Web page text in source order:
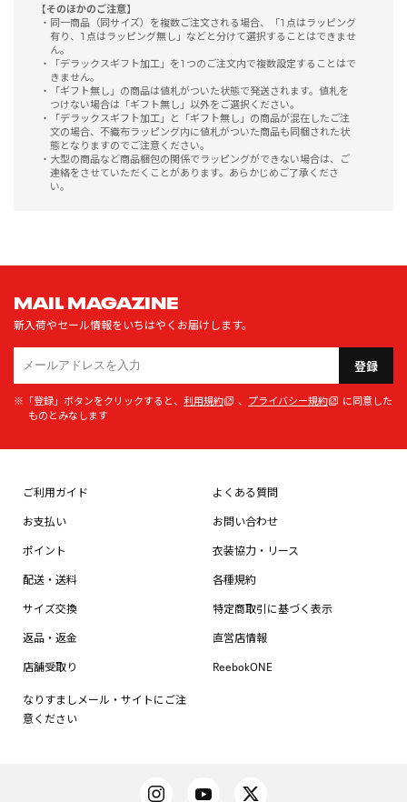
【そのほかのご注意】
同一商品（同サイズ）を複数ご注文される場合、「1点はラッピング
有り、1点はラッピング無し」などと分けて選択することはできませ
ん。
「デラックスギフト加工」を1つのご注文内で複数設定することはで
きません。
「ギフト無し」の商品は値札がついた状態で発送されます。値札を
つけない場合は「ギフト無し」以外をご選択ください。
「デラックスギフト加工」と「ギフト無し」の商品が混在したご注
文の場合、不織布ラッピング内に値札がついた商品も同梱された状
態となりますのでご注意ください。
大型の商品など商品梱包の関係でラッピングができない場合は、ご
連絡をさせていただくことがあります。あらかじめご了承くださ
い。
MAIL MAGAZINE
新入荷やセール情報をいちはやくお届けします。
登録
※「登録」ボタンをクリックすると、 利用規約 、 プライバシー規約
に同意した
ものとみなします
ご利用ガイド
お支払い
ポイント
配送・送料
サイズ交換
返品・返金
店舗受取り
なりすましメール・サイトにご注
意ください
よくある質問
お問い合わせ
衣装協力・リース
各種規約
特定商取引に基づく表示
直営店情報
ReebokONE